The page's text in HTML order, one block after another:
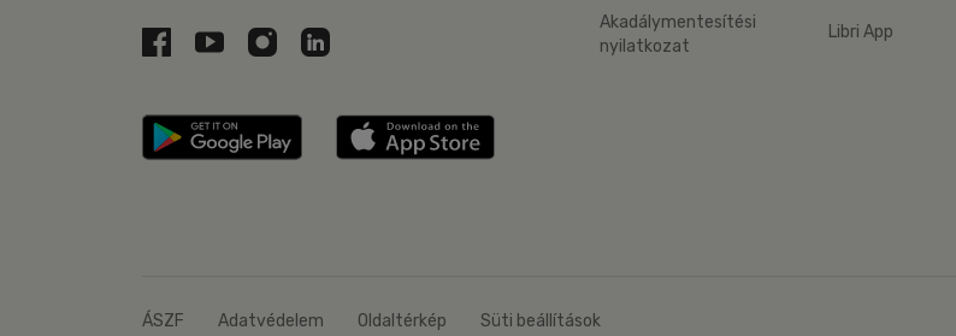
Libri a Facebookon
Libri a Youtube-on
Libri az Instagramon
Libri a LinkedInen
Libri applikáció Szerezd meg: Google Play
Akadálymentesítési
nyilatkozat
Libri App
ÁSZF Adatvédelem Oldaltérkép Süti beállítások